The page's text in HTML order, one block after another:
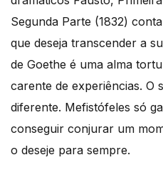
Segunda Parte (1832)
que deseja transcender a
de Goethe é uma alma
carente de experiências. O
diferente. Mefistófeles só
conseguir conjurar um
o deseje para sempre.